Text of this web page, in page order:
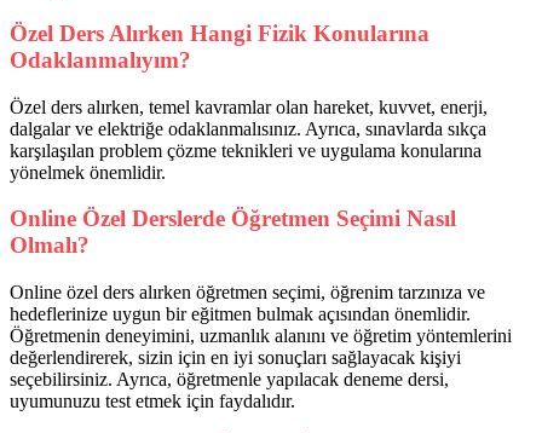
Özel Ders Alırken Hangi Fizik Konularına
Odaklanmalıyım?
Özel ders alırken, temel kavramlar olan hareket, kuvvet, enerji,
dalgalar ve elektriğe odaklanmalısınız. Ayrıca, sınavlarda sıkça
karşılaşılan problem çözme teknikleri ve uygulama konularına
yönelmek önemlidir.
Online Özel Derslerde Öğretmen Seçimi Nasıl
Olmalı?
Online özel ders alırken öğretmen seçimi, öğrenim tarzınıza ve
hedeflerinize uygun bir eğitmen bulmak açısından önemlidir.
Öğretmenin deneyimini, uzmanlık alanını ve öğretim yöntemlerini
değerlendirerek, sizin için en iyi sonuçları sağlayacak kişiyi
seçebilirsiniz. Ayrıca, öğretmenle yapılacak deneme dersi,
uyumunuzu test etmek için faydalıdır.